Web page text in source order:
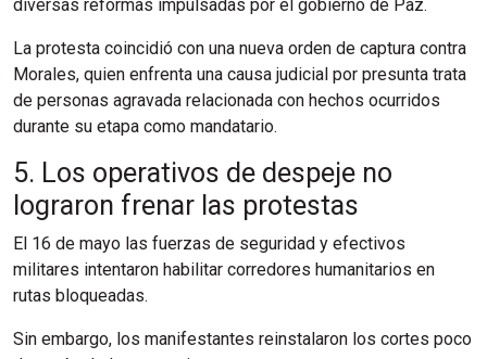
diversas reformas impulsadas por el gobierno de Paz.
La protesta coincidió con una nueva orden de captura contra
Morales, quien enfrenta una causa judicial por presunta trata
de personas agravada relacionada con hechos ocurridos
durante su etapa como mandatario.
5. Los operativos de despeje no
lograron frenar las protestas
El 16 de mayo las fuerzas de seguridad y efectivos
militares intentaron habilitar corredores humanitarios en
rutas bloqueadas.
Sin embargo, los manifestantes reinstalaron los cortes poco